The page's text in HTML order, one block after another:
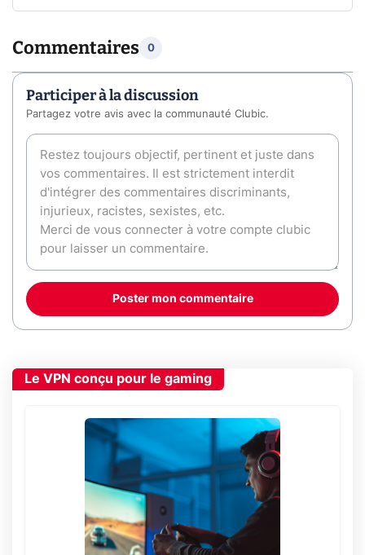
Commentaires 0
Participer à la discussion
Partagez votre avis avec la communauté Clubic.
Poster mon commentaire
Le VPN conçu pour le gaming